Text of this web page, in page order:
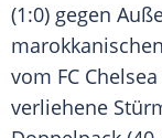
(1:0) gegen
vom FC
verliehene